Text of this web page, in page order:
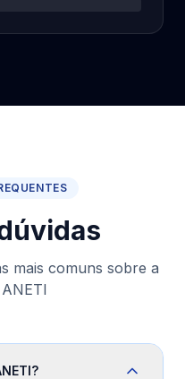
mais comuns sobre a